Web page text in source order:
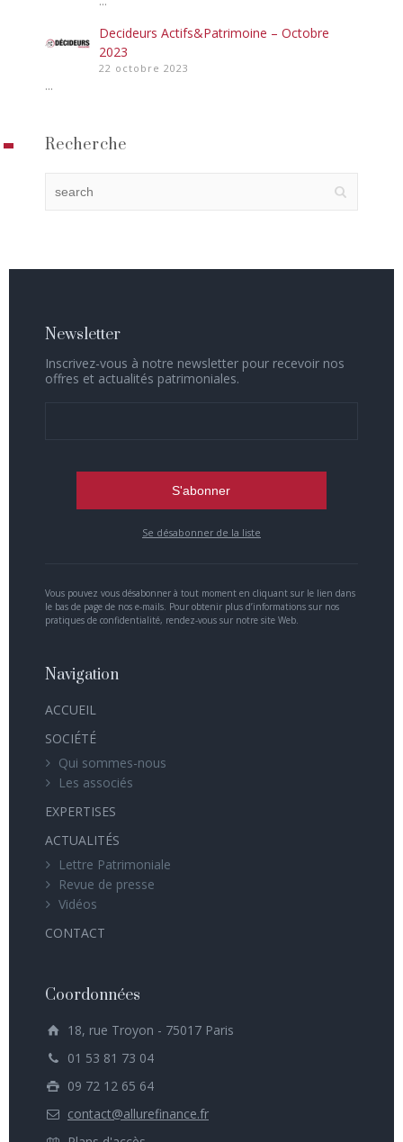
Decideurs Actifs&Patrimoine – Octobre
2023
22 octobre 2023
...
Recherche
Newsletter
Inscrivez-vous à notre newsletter pour recevoir nos
offres et actualités patrimoniales.
Se désabonner de la liste
Vous pouvez vous désabonner à tout moment en cliquant sur le lien dans
le bas de page de nos e-mails. Pour obtenir plus d’informations sur nos
pratiques de confidentialité, rendez-vous sur notre site Web.
Navigation
ACCUEIL
SOCIÉTÉ
Qui sommes-nous
Les associés
EXPERTISES
ACTUALITÉS
Lettre Patrimoniale
Revue de presse
Vidéos
CONTACT
Coordonnées
18, rue Troyon - 75017 Paris
01 53 81 73 04
09 72 12 65 64
contact@allurefinance.fr